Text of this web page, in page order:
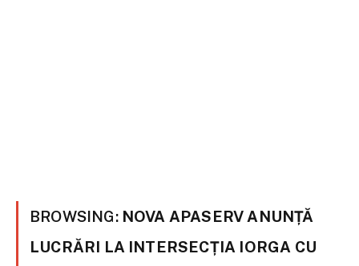
BROWSING: NOVA APASERV ANUNȚĂ
LUCRĂRI LA INTERSECȚIA IORGA CU